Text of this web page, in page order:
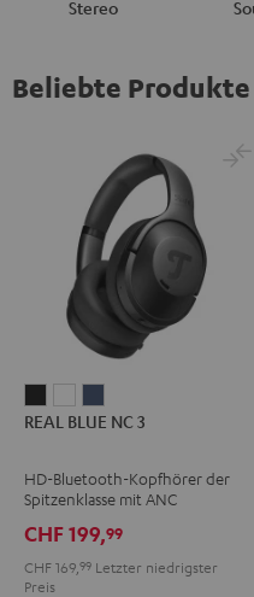
Stereo
Beliebte Produkte
BLUE
3
Night
Black
BLUE
3
Pearl
White
BLUE
3
Steel
Blue
REAL BLUE NC 3
HD-Bluetooth-Kopfhörer der
Spitzenklasse mit ANC
CHF 199,99
CHF 169, 99 Letzter niedrigster
Preis